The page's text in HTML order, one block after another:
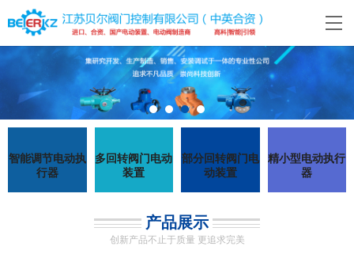
智能调节电动执
行器
多回转阀门电动
装置
部分回转阀门电
动装置
精小型电动执行
器
产品展示
创新产品不止于质量 更追求完美